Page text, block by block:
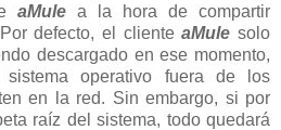
aMule a la hora de compartir
defecto, el clienteaMule solo
descargado en ese momento,
operativo fuera de los
en la red. Sin embargo, si por
raíz del sistema, todo quedará